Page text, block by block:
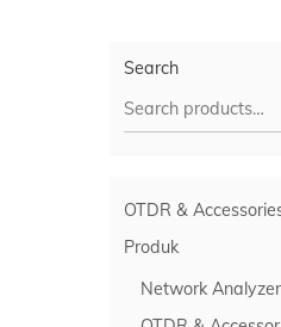
Search
OTDR &
Produk
Network